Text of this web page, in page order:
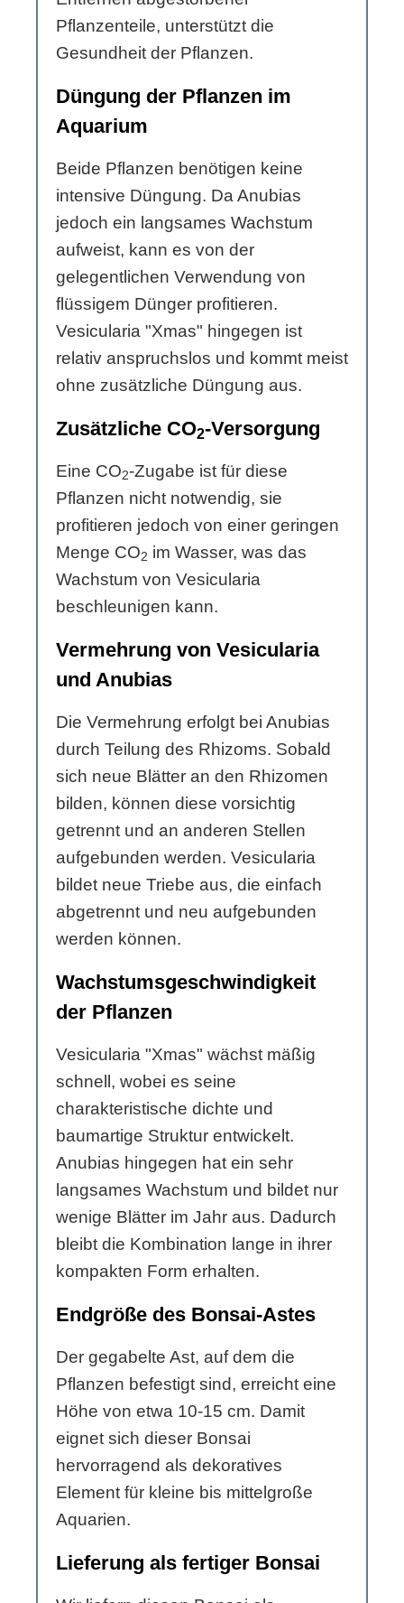
Pflanzenteile, unterstützt die
Gesundheit der Pflanzen.
Düngung der Pflanzen im
Aquarium
Beide Pflanzen benötigen keine
intensive Düngung. Da Anubias
jedoch ein langsames Wachstum
aufweist, kann es von der
gelegentlichen Verwendung von
flüssigem Dünger profitieren.
Vesicularia "Xmas" hingegen ist
relativ anspruchslos und kommt meist
ohne zusätzliche Düngung aus.
Zusätzliche CO2-Versorgung
Eine CO2-Zugabe ist für diese
Pflanzen nicht notwendig, sie
profitieren jedoch von einer geringen
Menge CO2 im Wasser, was das
Wachstum von Vesicularia
beschleunigen kann.
Vermehrung von Vesicularia
und Anubias
Die Vermehrung erfolgt bei Anubias
durch Teilung des Rhizoms. Sobald
sich neue Blätter an den Rhizomen
bilden, können diese vorsichtig
getrennt und an anderen Stellen
aufgebunden werden. Vesicularia
bildet neue Triebe aus, die einfach
abgetrennt und neu aufgebunden
werden können.
Wachstumsgeschwindigkeit
der Pflanzen
Vesicularia "Xmas" wächst mäßig
schnell, wobei es seine
charakteristische dichte und
baumartige Struktur entwickelt.
Anubias hingegen hat ein sehr
langsames Wachstum und bildet nur
wenige Blätter im Jahr aus. Dadurch
bleibt die Kombination lange in ihrer
kompakten Form erhalten.
Endgröße des Bonsai-Astes
Der gegabelte Ast, auf dem die
Pflanzen befestigt sind, erreicht eine
Höhe von etwa 10-15 cm. Damit
eignet sich dieser Bonsai
hervorragend als dekoratives
Element für kleine bis mittelgroße
Aquarien.
Lieferung als fertiger Bonsai